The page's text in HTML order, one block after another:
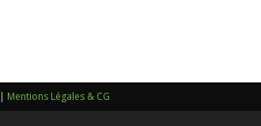
Mentions Légales & CG